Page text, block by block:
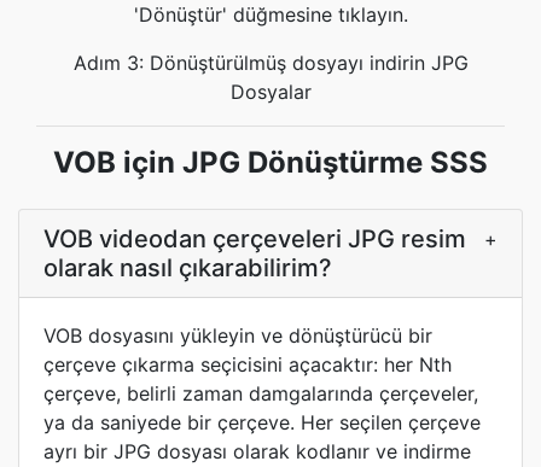
'Dönüştür' düğmesine tıklayın.
Adım 3: Dönüştürülmüş dosyayı indirin JPG
Dosyalar
VOB için JPG Dönüştürme SSS
VOB videodan çerçeveleri JPG resim
olarak nasıl çıkarabilirim?
+
VOB dosyasını yükleyin ve dönüştürücü bir
çerçeve çıkarma seçicisini açacaktır: her Nth
çerçeve, belirli zaman damgalarında çerçeveler,
ya da saniyede bir çerçeve. Her seçilen çerçeve
ayrı bir JPG dosyası olarak kodlanır ve indirme